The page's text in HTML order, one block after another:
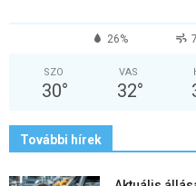
26%
SZO
30°
VAS
32°
További hírek